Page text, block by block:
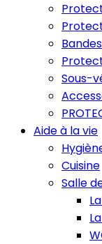
Sous-
Aide à la vie
Cuisine
Salle